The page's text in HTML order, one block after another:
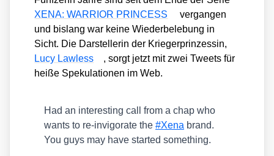
XENA: WARRIOR PRINCESS
ver­gan­gen
und bis­lang war kei­ne Wie­der­be­le­bung in
Sicht. Die Dar­stel­le­rin der Krie­ger­prin­zes­sin,
Lucy Law­less
, sorgt jetzt mit zwei Tweets für
hei­ße Spe­ku­la­tio­nen im Web.
Had an inte­res­t­ing call from a chap who
wants to re-invi­go­ra­te the#Xena brand.
You guys may have star­ted some­thing.